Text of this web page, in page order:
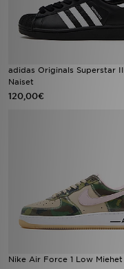
adidas Originals Superstar II
Naiset
120,00€
Nike Air Force 1 Low Miehet